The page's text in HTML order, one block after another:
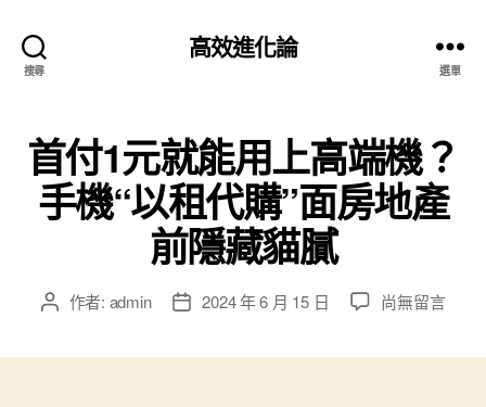
搜尋
高效進化論
選單
首付1元就能用上高端機？
手機“以租代購”面房地產
前隱藏貓膩
文 作者: admin
文 2024 年 6 月 15 日
在
尚無留言